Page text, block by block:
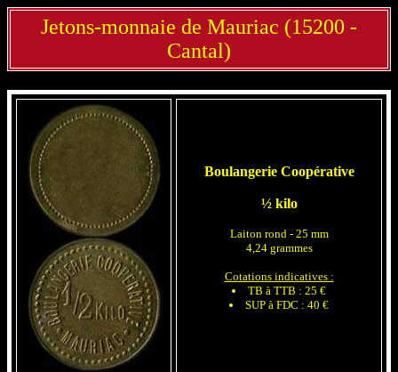
Jetons-monnaie de Mauriac (15200 -
Cantal)
Boulangerie Coopérative
½ kilo
Laiton rond - 25 mm
4,24 grammes
Cotations indicatives :
TB à TTB : 25 €
SUP à FDC : 40 €